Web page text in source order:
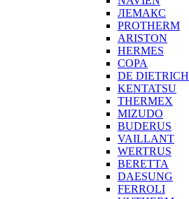
ЛЕМАКС
PROTHERM
ARISTON
HERMES
COPA
DE DIETRICH
KENTATSU
THERMEX
MIZUDO
BUDERUS
VAILLANT
WERTRUS
BERETTA
DAESUNG
FERROLI